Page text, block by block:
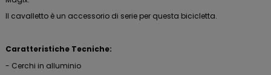
Il cavalletto è un accessorio di serie per questa bicicletta.
Caratteristiche Tecniche:
- Cerchi in alluminio